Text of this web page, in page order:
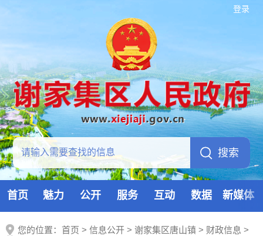
登录
首页 魅力 公开 服务 互动 数据 新媒体
您的位置： 首页 > 信息公开 > 谢家集区唐山镇 > 财政信息 >